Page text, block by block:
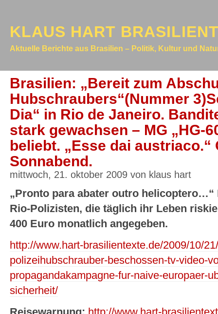
KLAUS HART
Aktuelle Berichte aus Brasilien – Politik, Kultur und
Brasilien: „Bereit zum
Hubschraubers“(Nummer
Dia“ in Rio de Janeiro.
stark gewachsen – MG „HG-
beliebt. „Esse dai austriaco.“
Sonnabend.
mittwoch, 21. oktober 2009 von klaus hart
„Pronto para abater outro
Rio-Polizisten, die täglich ihr Leben
400 Euro monatlich angegeben.
http://www.hart-brasilientexte.de/2009/10/
polizeihubschrauber-beschossen-tv-video-
propagandakampagne-fur-naive-europaer-
sicherheit/